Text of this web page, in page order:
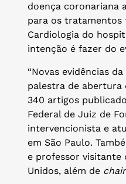
doença coronariana
para os tratamentos
Cardiologia do
intenção é fazer do
“Novas evidências
palestra de abertura
340 artigos
Federal de Juiz de
intervencionista e
em São Paulo.
e professor visitante
Unidos, além de